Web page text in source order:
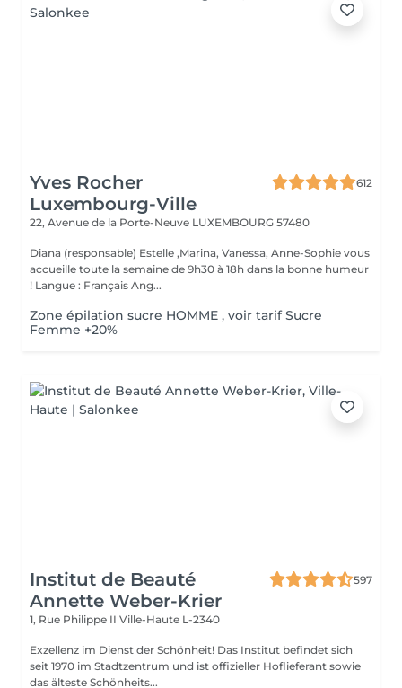
Yves Rocher
Luxembourg-Ville
612
22, Avenue de la Porte-Neuve LUXEMBOURG 57480
Diana (responsable) Estelle ,Marina, Vanessa, Anne-Sophie vous
accueille toute la semaine de 9h30 à 18h dans la bonne humeur
! Langue : Français Ang...
Zone épilation sucre HOMME , voir tarif Sucre
Femme +20%
Institut de Beauté
Annette Weber-Krier
597
1, Rue Philippe II Ville-Haute L-2340
Exzellenz im Dienst der Schönheit! Das Institut befindet sich
seit 1970 im Stadtzentrum und ist offizieller Hoflieferant sowie
das älteste Schönheits...